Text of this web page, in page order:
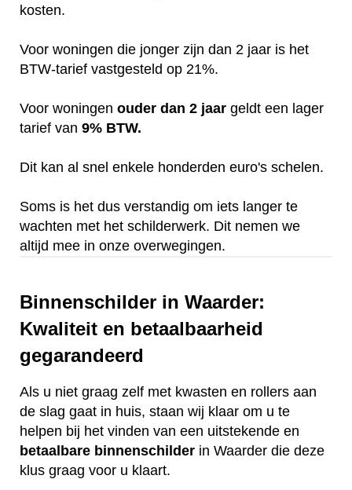
kosten.
Voor woningen die jonger zijn dan 2 jaar is het
BTW-tarief vastgesteld op 21%.
Voor woningen ouder dan 2 jaar geldt een lager
tarief van 9% BTW.
Dit kan al snel enkele honderden euro's schelen.
Soms is het dus verstandig om iets langer te
wachten met het schilderwerk. Dit nemen we
altijd mee in onze overwegingen.
Binnenschilder in Waarder:
Kwaliteit en betaalbaarheid
gegarandeerd
Als u niet graag zelf met kwasten en rollers aan
de slag gaat in huis, staan wij klaar om u te
helpen bij het vinden van een uitstekende en
betaalbare binnenschilder in Waarder die deze
klus graag voor u klaart.